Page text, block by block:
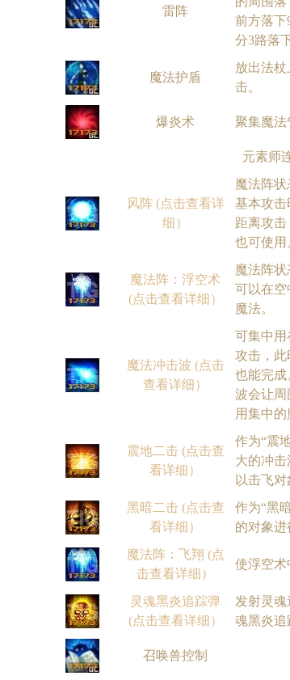
雷阵
前方落下
分3路落
魔法护盾
放出法
击。
爆炎术 聚集魔法
元素师
风阵 (点击查看详
细）
魔法阵
基本攻击
距离攻
也可使用
魔法阵：浮空术
(点击查看详细）
魔法阵
可以在空
魔法。
魔法冲击波 (点击
查看详细）
可集中用
攻击，此
也能完成
波会让周
用集中的
震地二击 (点击查
看详细）
作为“震
大的冲击
以击飞对
黑暗二击 (点击查
看详细）
作为“黑
的对象进
魔法阵：飞翔 (点
击查看详细）
使浮空术
灵魂黑炎追踪弹
(点击查看详细）
发射灵魂
魂黑炎追
召唤兽控制